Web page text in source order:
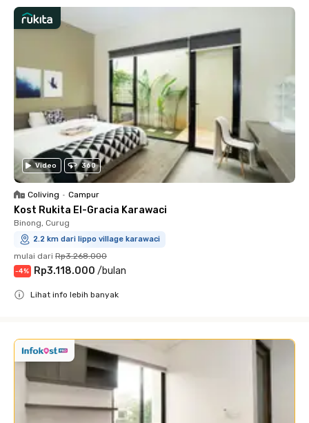
Video 360
Coliving • Campur
Kost Rukita El-Gracia Karawaci
Binong, Curug
2.2 km dari lippo village karawaci
mulai dari Rp3.268.000
-4% Rp3.118.000 /bulan
Lihat info lebih banyak